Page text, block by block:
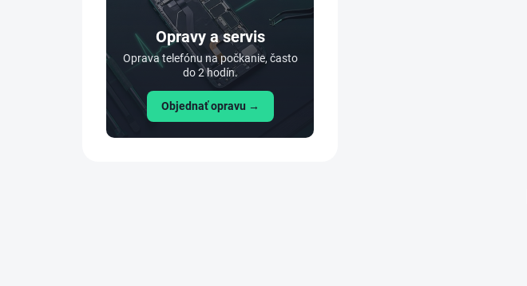
Opravy a servis
Oprava telefónu na počkanie, často
do 2 hodín.
Objednať opravu →